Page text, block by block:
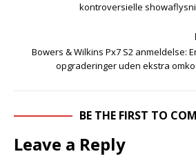
kontroversielle
Bowers & Wilkins Px7 S2 anmeldelse:
opgraderinger uden ekstra
BE THE FIRST TO
Leave a Reply